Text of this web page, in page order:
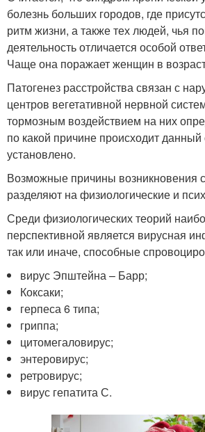
болезнь больших городов, где
ритм жизни, а также тех людей, чья
деятельность отличается особой
Чаще она поражает женщин в
Патогенез расстройства связан с
центров вегетативной нервной
тормозным воздействием на них
по какой причине происходит
установлено.
Возможные причины возникновения
разделяют на физиологические и
Среди физиологических теорий
перспективной является вирусная
так или иначе, способные
вирус Эпштейна – Барр;
Коксаки;
герпеса 6 типа;
гриппа;
цитомегаловирус;
энтеровирус;
ретровирус;
вирус гепатита С.